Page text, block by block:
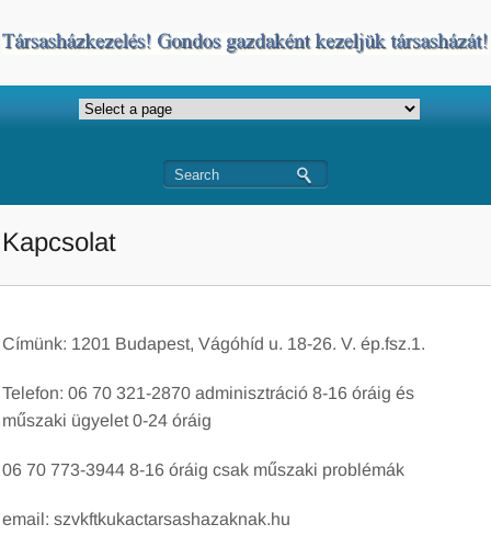
Kapcsolat
Címünk: 1201 Budapest, Vágóhíd u. 18-26. V. ép.fsz.1.
Telefon: 06 70 321-2870 adminisztráció 8-16 óráig és
műszaki ügyelet 0-24 óráig
06 70 773-3944 8-16 óráig csak műszaki problémák
email: szvkftkukactarsashazaknak.hu